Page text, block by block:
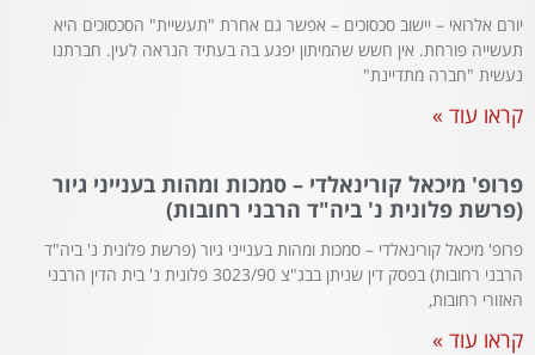
יורם אלרואי – יישוב סכסוכים – אפשר גם אחרת "תעשיית" הסכסוכים היא
תעשייה פורחת. אין חשש שהמיתון יפגע בה בעתיד הנראה לעין. חברתנו
נעשית "חברה מתדיינת"
קראו עוד »
פרופ' מיכאל קורינאלדי – סמכות ומהות בענייני גיור
(פרשת פלונית נ' ביה"ד הרבני רחובות)
פרופ' מיכאל קורינאלדי – סמכות ומהות בענייני גיור (פרשת פלונית נ' ביה"ד
הרבני רחובות) בפסק דין שניתן בבג"צ 3023/90 פלונית נ' בית הדין הרבני
האזורי רחובות,
קראו עוד »